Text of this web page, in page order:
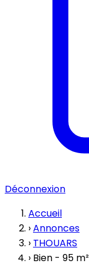
Déconnexion
Accueil
›Annonces
› THOUARS
› Bien - 95